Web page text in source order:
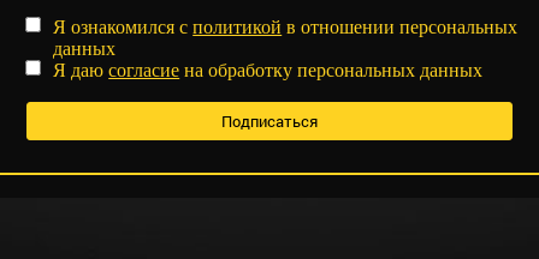
Я ознакомился сполитикой в отношении персональных
данных
Я даюсогласие на обработку персональных данных